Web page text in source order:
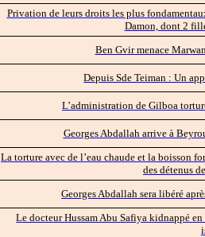
Privation de leurs droits les plus
Damon, dont 2
Ben Gvir menace
Depuis Sde Teiman : Un
L’administration de Gilboa
Georges Abdallah arrive à
La torture avec de l’eau chaude et la boisson
des détenus
Georges Abdallah sera libéré
Le docteur Hussam Abu Safiya kidnappé